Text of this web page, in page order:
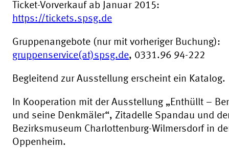
Ticket-Vorverkauf ab Januar 2015:
https://tickets.spsg.de
Gruppenangebote (nur mit vorheriger Buchung):
gruppenservice(at)spsg.de, 0331.96 94-222
Begleitend zur Ausstellung erscheint ein Katalog.
In Kooperation mit der Ausstellung „Enthüllt –
und seine Denkmäler“, Zitadelle Spandau und
Bezirksmuseum Charlottenburg-Wilmersdorf in
Oppenheim.